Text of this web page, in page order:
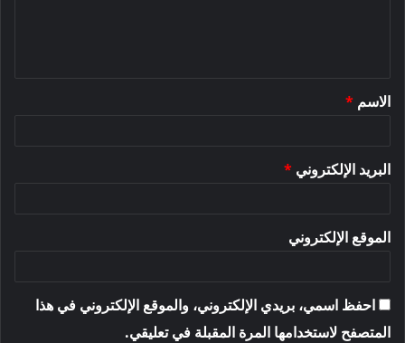
*
الاسم *
البريد الإلكتروني *
الموقع الإلكتروني
احفظ اسمي، بريدي الإلكتروني، والموقع الإلكتروني في هذا
المتصفح لاستخدامها المرة المقبلة في تعليقي.